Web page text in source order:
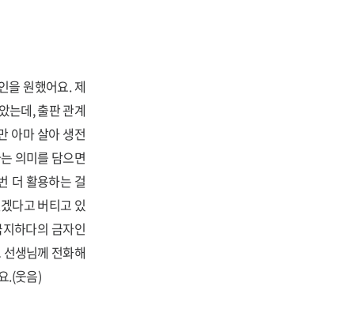
을 원했어요. 제
는데, 출판 관계
아마 살아 생전
의미를 담으면
더 활용하는 걸
다고 버티고 있
하다의 금자인
생님께 전화해
.(웃음)